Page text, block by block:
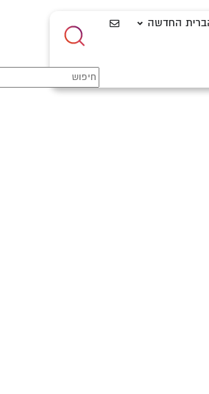
החדשה